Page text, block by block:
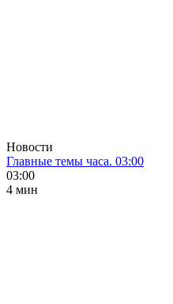
Новости
Главные темы часа. 03:00
03:00
4 мин